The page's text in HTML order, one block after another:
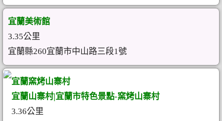
宜蘭美術館
3.35公里
宜蘭縣260宜蘭市中山路三段1號
宜蘭窯烤山寨村
宜蘭山寨村|宜蘭市特色景點-窯烤山寨村
3.36公里